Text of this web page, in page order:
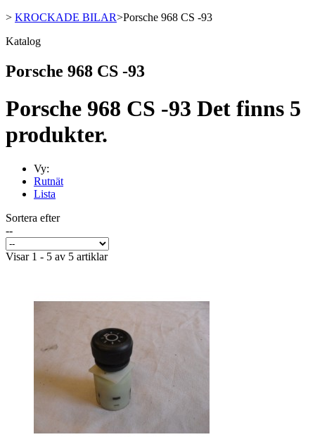
> KROCKADE BILAR>Porsche 968 CS -93
Katalog
Porsche 968 CS -93
Porsche 968 CS -93 Det finns 5
produkter.
Vy:
Rutnät
Lista
Sortera efter
--
Visar 1 - 5 av 5 artiklar